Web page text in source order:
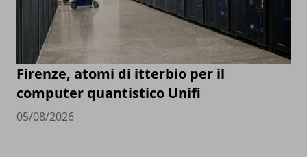
Firenze, atomi di itterbio per il
computer quantistico Unifi
05/08/2026